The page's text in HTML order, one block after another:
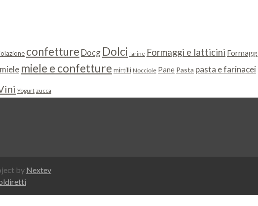
confetture Docg Dolci farine Formaggi e latticini
miele miele e confetture mirtilli Nocciole Pane Pasta pasta e farinacei
Yogurt zucca
by Nextev